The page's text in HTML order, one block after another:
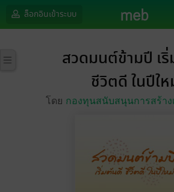
ล็อกอินเข้าระบบ
สวดมนต์ข้ามปี เ
ชีวิตดี ในปีใ
โดย กองทุนสนับสนุนการสร้า